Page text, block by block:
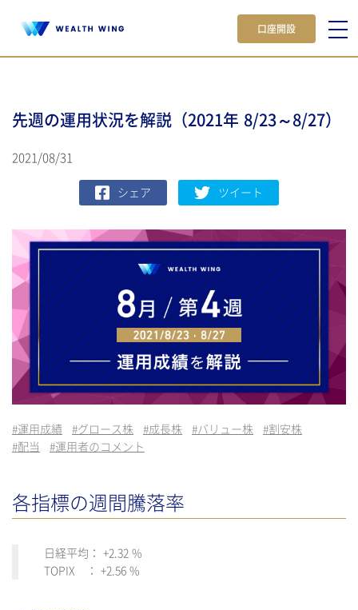
口座開設
先週の運用状況を解説（2021年 8/23～8/27）
2021/08/31
シェア ツイート
#運用成績 #グロース株 #成長株 #バリュー株 #割安株
#配当 #運用者のコメント
各指標の週間騰落率
日経平均： +2.32 %
TOPIX ： +2.56 %